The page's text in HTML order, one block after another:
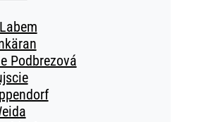
Podbrezová